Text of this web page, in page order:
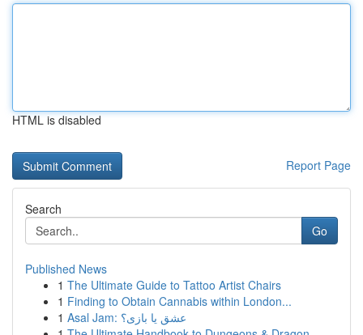
HTML is disabled
Report Page
Search
Go
Published News
1 The Ultimate Guide to Tattoo Artist Chairs
1 Finding to Obtain Cannabis within London...
1
Asal Jam: عشق یا بازی؟